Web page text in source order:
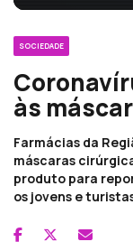
SOCIEDADE
às
Farmácias da
máscaras
produto para
os jovens e